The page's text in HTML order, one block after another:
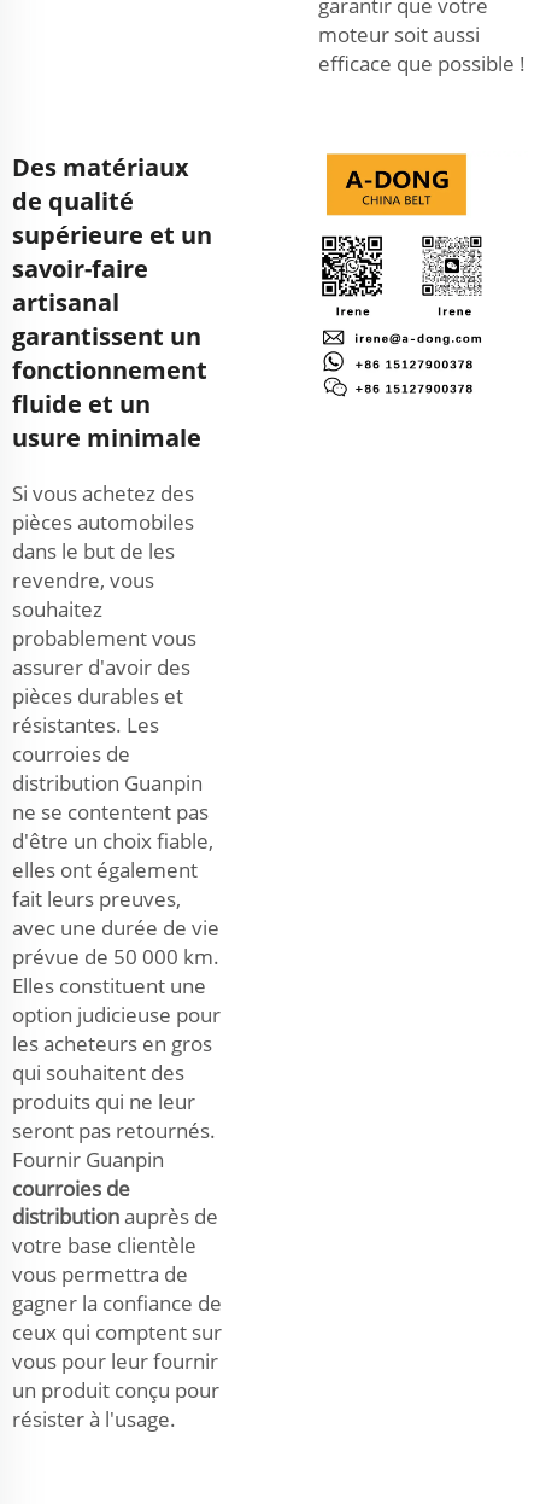
moteur soit aussi
efficace que possible !
Des matériaux
de qualité
supérieure et un
savoir-faire
artisanal
garantissent un
fonctionnement
fluide et un
usure minimale
Si vous achetez des
pièces automobiles
dans le but de les
revendre, vous
souhaitez
probablement vous
assurer d'avoir des
pièces durables et
résistantes. Les
courroies de
distribution Guanpin
ne se contentent pas
d'être un choix fiable,
elles ont également
fait leurs preuves,
avec une durée de vie
prévue de 50 000 km.
Elles constituent une
option judicieuse pour
les acheteurs en gros
qui souhaitent des
produits qui ne leur
seront pas retournés.
Fournir Guanpin
courroies de
distributionauprès de
votre base clientèle
vous permettra de
gagner la confiance de
ceux qui comptent sur
vous pour leur fournir
un produit conçu pour
résister à l'usage.